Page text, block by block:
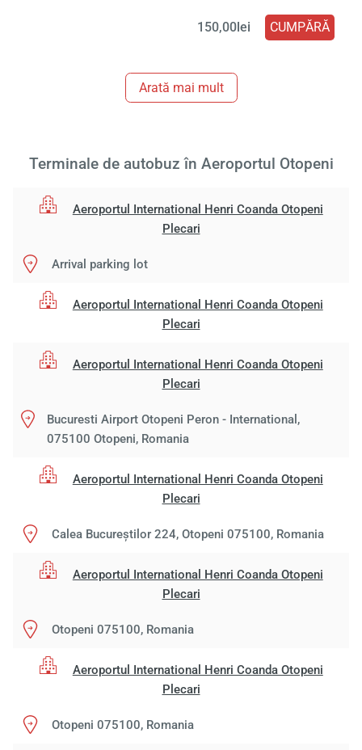
150,00lei CUMPĂRĂ
Arată mai mult
Terminale de autobuz în Aeroportul Otopeni
Aeroportul International Henri Coanda Otopeni
Plecari
Arrival parking lot
Aeroportul International Henri Coanda Otopeni
Plecari
Aeroportul International Henri Coanda Otopeni
Plecari
Bucuresti Airport Otopeni Peron - International,
075100 Otopeni, Romania
Aeroportul International Henri Coanda Otopeni
Plecari
Calea Bucureștilor 224, Otopeni 075100, Romania
Aeroportul International Henri Coanda Otopeni
Plecari
Otopeni 075100, Romania
Aeroportul International Henri Coanda Otopeni
Plecari
Otopeni 075100, Romania